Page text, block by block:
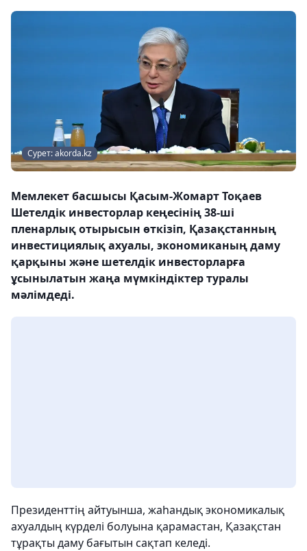
Сурет: akorda.kz
Мемлекет басшысы Қасым-Жомарт Тоқаев
Шетелдік инвесторлар кеңесінің 38-ші
пленарлық отырысын өткізіп, Қазақстанның
инвестициялық ахуалы, экономиканың даму
қарқыны және шетелдік инвесторларға
ұсынылатын жаңа мүмкіндіктер туралы
мәлімдеді.
Президенттің айтуынша, жаһандық экономикалық
ахуалдың күрделі болуына қарамастан, Қазақстан
тұрақты даму бағытын сақтап келеді.